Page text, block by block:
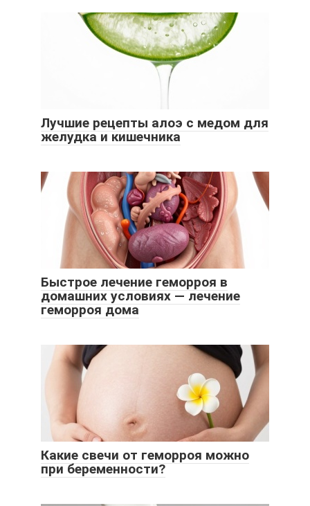
Лучшие рецепты алоэ с медом для
желудка и кишечника
Быстрое лечение геморроя в
домашних условиях — лечение
геморроя дома
Какие свечи от геморроя можно
при беременности?